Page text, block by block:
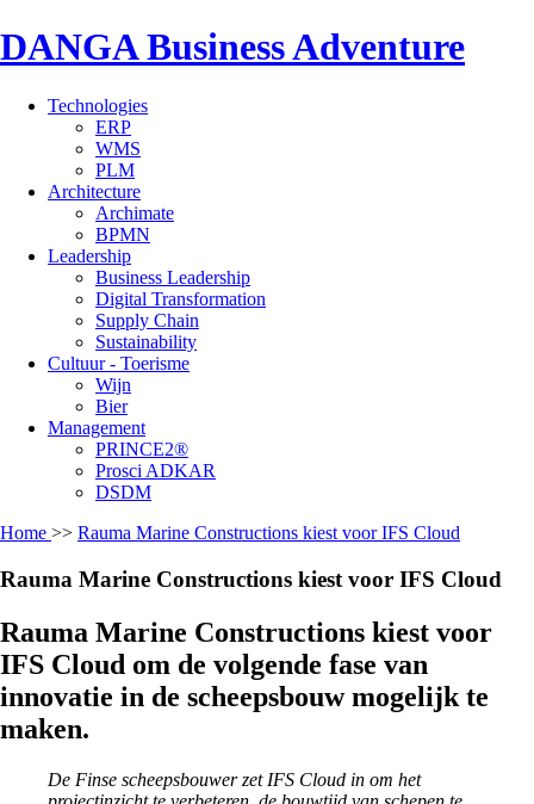
DANGA Business Adventure
Technologies
ERP
WMS
PLM
Architecture
Archimate
BPMN
Leadership
Business Leadership
Digital Transformation
Supply Chain
Sustainability
Cultuur - Toerisme
Wijn
Bier
Management
PRINCE2®
Prosci ADKAR
DSDM
Home >> Rauma Marine Constructions kiest voor IFS Cloud
Rauma Marine Constructions kiest voor IFS Cloud
Rauma Marine Constructions kiest voor
IFS Cloud om de volgende fase van
innovatie in de scheepsbouw mogelijk te
maken.
De Finse scheepsbouwer zet IFS Cloud in om het